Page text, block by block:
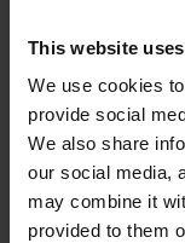
This website
We use cookies
provide social
We also share
our social media,
may combine it
provided to them
Avdragare
Ciao/Baghee
CIAA001-01-
159KR